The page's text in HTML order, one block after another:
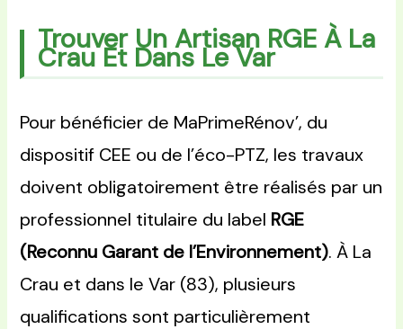
Trouver Un Artisan RGE À La
Crau Et Dans Le Var
Pour bénéficier de MaPrimeRénov’, du
dispositif CEE ou de l’éco-PTZ, les travaux
doivent obligatoirement être réalisés par un
professionnel titulaire du label RGE
(Reconnu Garant de l’Environnement). À La
Crau et dans le Var (83), plusieurs
qualifications sont particulièrement